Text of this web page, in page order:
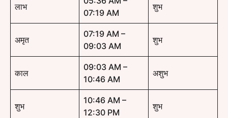
लाभ
07:19 AM
शुभ
अमृत
07:19 AM –
09:03 AM
शुभ
काल
09:03 AM –
10:46 AM
अशुभ
शुभ
10:46 AM –
12:30 PM
शुभ